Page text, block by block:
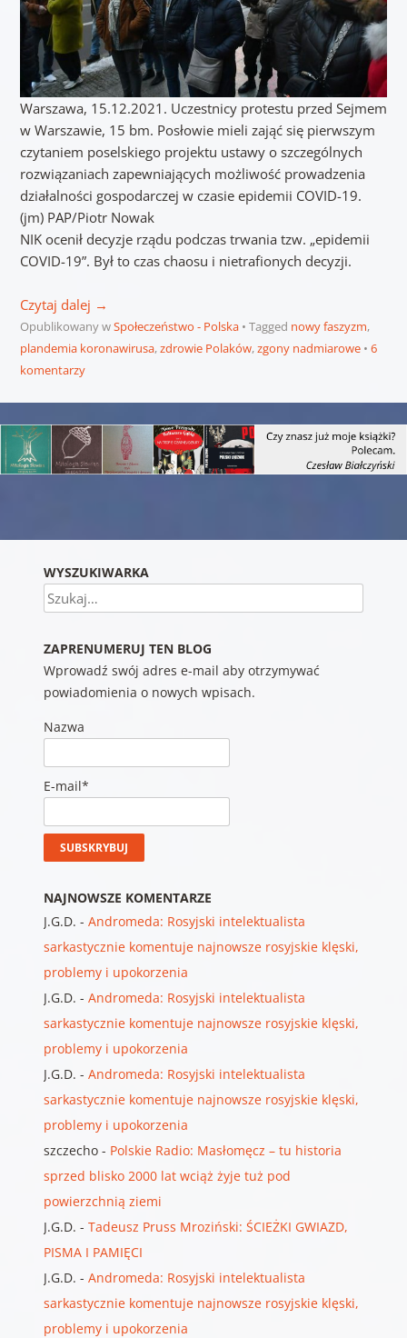
Warszawa, 15.12.2021. Uczestnicy protestu przed Sejmem
w Warszawie, 15 bm. Posłowie mieli zająć się pierwszym
czytaniem poselskiego projektu ustawy o szczególnych
rozwiązaniach zapewniających możliwość prowadzenia
działalności gospodarczej w czasie epidemii COVID-19.
(jm) PAP/Piotr Nowak
NIK ocenił decyzje rządu podczas trwania tzw. „epidemii
COVID-19”. Był to czas chaosu i nietrafionych decyzji.
Czytaj dalej →
Opublikowany wSpołeczeństwo - Polska Tagged nowy faszyzm,
plandemia koronawirusa,zdrowie Polaków,zgony nadmiarowe
6
komentarzy
WYSZUKIWARKA
Szukaj
ZAPRENUMERUJ TEN BLOG
Wprowadź swój adres e-mail aby otrzymywać
powiadomienia o nowych wpisach.
Nazwa
E-mail*
NAJNOWSZE KOMENTARZE
J.G.D. - Andromeda: Rosyjski intelektualista
sarkastycznie komentuje najnowsze rosyjskie klęski,
problemy i upokorzenia
J.G.D. - Andromeda: Rosyjski intelektualista
sarkastycznie komentuje najnowsze rosyjskie klęski,
problemy i upokorzenia
J.G.D. - Andromeda: Rosyjski intelektualista
sarkastycznie komentuje najnowsze rosyjskie klęski,
problemy i upokorzenia
szczecho- Polskie Radio: Masłomęcz – tu historia
sprzed blisko 2000 lat wciąż żyje tuż pod
powierzchnią ziemi
J.G.D. - Tadeusz Pruss Mroziński: ŚCIEŻKI GWIAZD,
PISMA I PAMIĘCI
J.G.D. - Andromeda: Rosyjski intelektualista
sarkastycznie komentuje najnowsze rosyjskie klęski,
problemy i upokorzenia